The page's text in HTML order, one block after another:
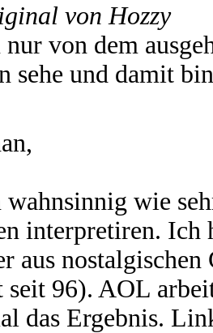
von Hozzy
von dem
sehe und damit
wahnsinnig wie
interpretiren. Ich
aus
seit 96). AOL
das Ergebnis.